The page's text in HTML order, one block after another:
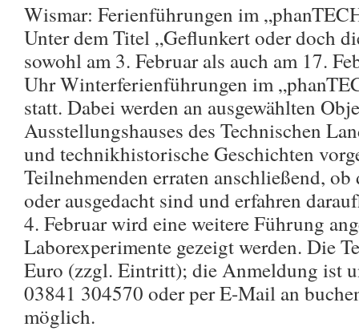
Wismar: Ferienführungen im
Unter dem Titel „Geflunkert oder doch
sowohl am 3. Februar als auch am 17.
Uhr Winterferienführungen im
statt. Dabei werden an ausgewählten
Ausstellungshauses des Technischen
und technikhistorische Geschichten
Teilnehmenden erraten anschließend,
oder ausgedacht sind und erfahren
4. Februar wird eine weitere Führung
Laborexperimente gezeigt werden. Die
Euro (zzgl. Eintritt); die Anmeldung ist
03841 304570 oder per E-Mail an
möglich.